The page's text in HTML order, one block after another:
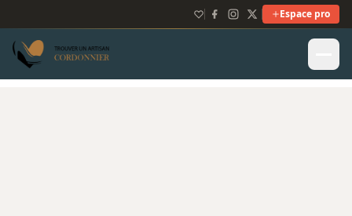
Espace pro